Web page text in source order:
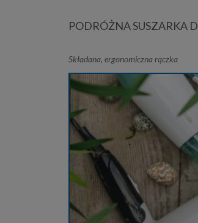
PODRÓŻNA SUSZARKA
Składana, ergonomiczna rączka